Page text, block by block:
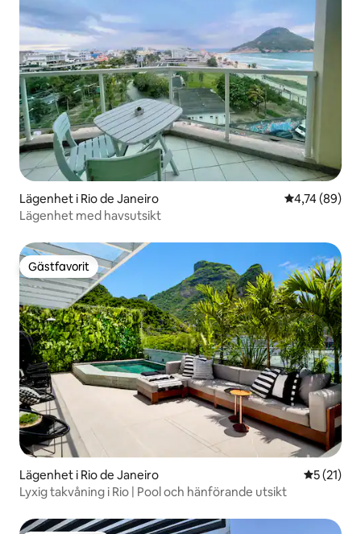
Lägenhet i Rio de Janeiro 4,74 av 5 i
4,74 (89)
Lägenhet med havsutsikt
Gästfavorit
Gästfavorit
Lägenhet i Rio de Janeiro 5 av 5 i
5 (21)
Lyxig takvåning i Rio | Pool och hänförande utsikt